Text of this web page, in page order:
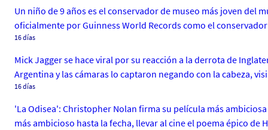
Un niño de 9 años es el conservador de museo más joven del
oficialmente por Guinness World Records como el
16 días
Mick Jagger se hace viral por su reacción a la derrota de
Argentina y las cámaras lo captaron negando con la cabeza,
16 días
'La Odisea': Christopher Nolan firma su película más
más ambicioso hasta la fecha, llevar al cine el poema épico